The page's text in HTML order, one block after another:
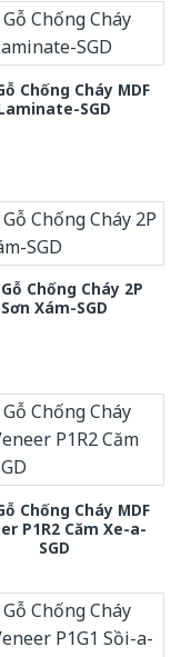
Chống Cháy MDF
SGD
Chống Cháy 2P
Sơn Xám-SGD
Chống Cháy MDF
P1R2 Căm Xe-a-
SGD